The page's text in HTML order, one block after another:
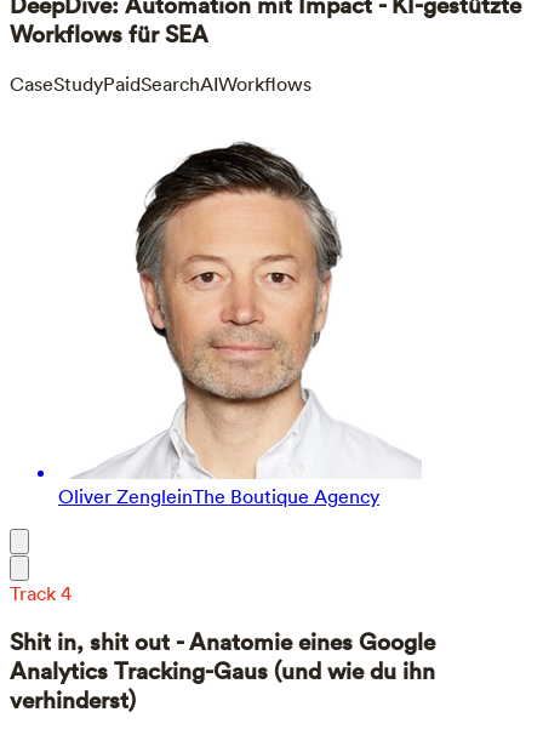
Workflows für SEA
CaseStudyPaidSearchAIWorkflows
Oliver ZengleinThe Boutique Agency
Track 4
Shit in, shit out - Anatomie eines Google
Analytics Tracking-Gaus (und wie du ihn
verhinderst)